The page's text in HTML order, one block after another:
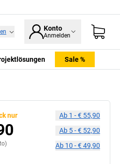
Konto
Anmelden
Sale %
nur Ab 1 -€ 55,90
Ab 5-€ 52,90
Ab 10 -€ 49,90